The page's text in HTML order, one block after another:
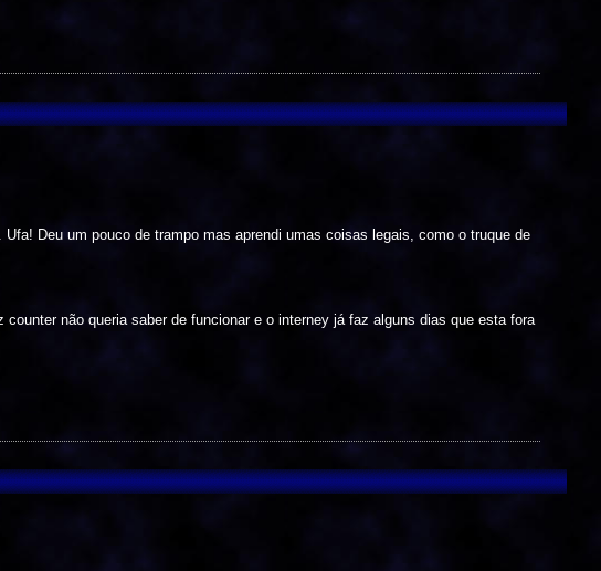
Deu um pouco de trampo mas aprendi umas coisas legais, como o truque de
não queria saber de funcionar e o interney já faz alguns dias que esta fora